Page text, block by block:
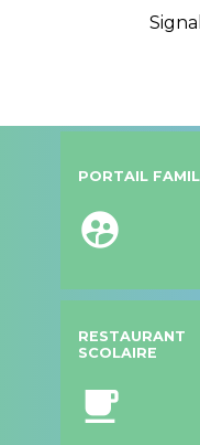
PORTAIL
supervised_user_circle
RESTAURANT
SCOLAIRE
local_cafe